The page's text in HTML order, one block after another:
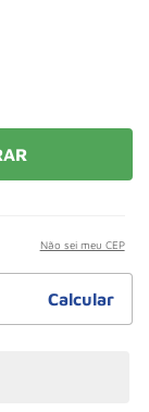
Não sei meu CEP